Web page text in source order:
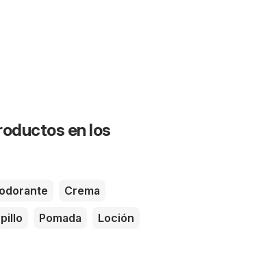
en los
Crema
Pomada Loción